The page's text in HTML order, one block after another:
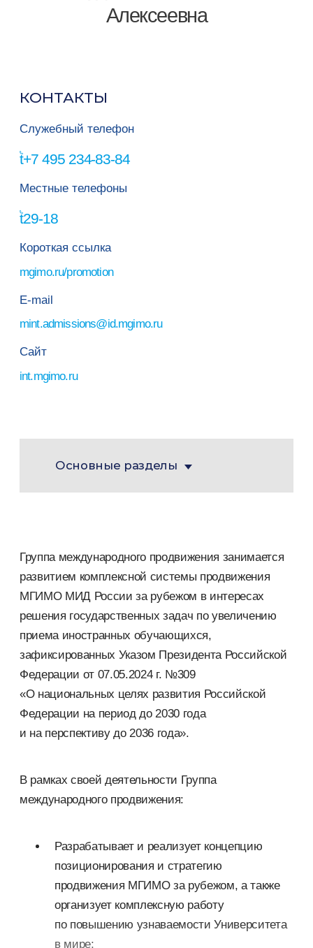
Алексеевна
КОНТАКТЫ
Служебный телефон
+7 495 234-83-84
Местные телефоны
29-18
Короткая ссылка
mgimo.ru/promotion
E-mail
int.admissions@id.mgimo.ru
Сайт
int.mgimo.ru
Основные разделы
Группа международного продвижения занимается
развитием комплексной системы продвижения
МГИМО МИД России за рубежом в интересах
решения государственных задач по увеличению
приема иностранных обучающихся,
зафиксированных Указом Президента Российской
Федерации от 07.05.2024 г. №309
«О национальных целях развития Российской
Федерации на период до 2030 года
и на перспективу до 2036 года».
В рамках своей деятельности Группа
международного продвижения:
Разрабатывает и реализует концепцию
позиционирования и стратегию
продвижения МГИМО за рубежом, а также
организует комплексную работу
по повышению узнаваемости Университета
в мире;